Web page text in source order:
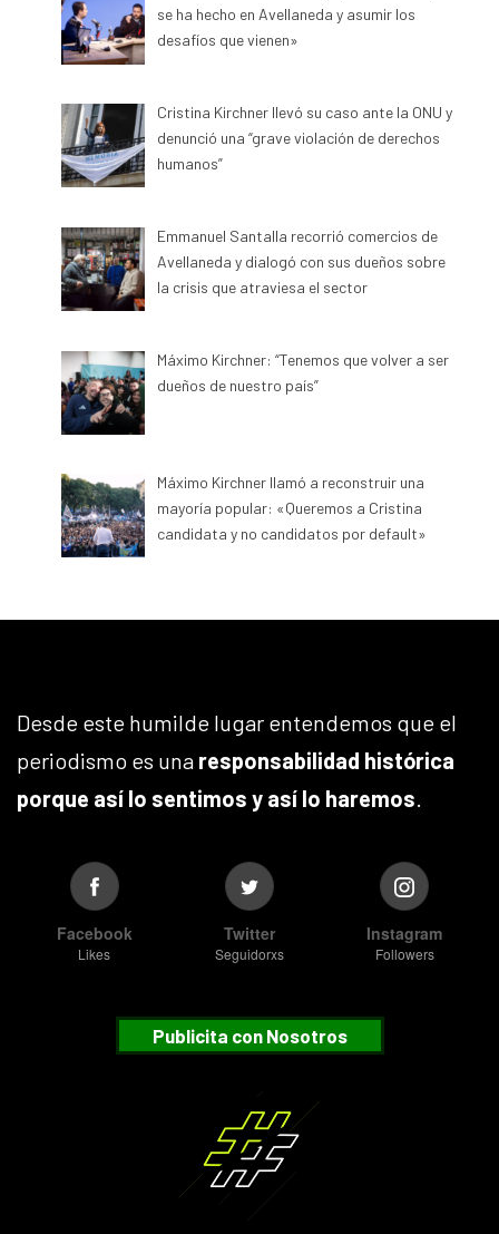
se ha hecho en Avellaneda y asumir los
desafíos que vienen»
Cristina Kirchner llevó su caso ante la ONU y
denunció una “grave violación de derechos
humanos”
Emmanuel Santalla recorrió comercios de
Avellaneda y dialogó con sus dueños sobre
la crisis que atraviesa el sector
Máximo Kirchner: “Tenemos que volver a ser
dueños de nuestro país”
Máximo Kirchner llamó a reconstruir una
mayoría popular: «Queremos a Cristina
candidata y no candidatos por default»
Desde este humilde lugar entendemos que el
periodismo es una responsabilidad histórica
porque así lo sentimos y así lo haremos.
Facebook
Likes
Twitter
Seguidorxs
Instagram
Followers
Publicita con Nosotros